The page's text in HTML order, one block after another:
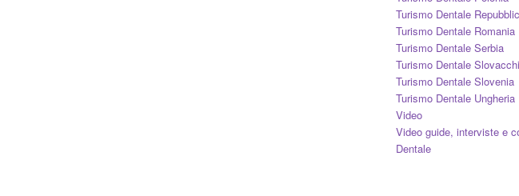
Turismo Dentale
Turismo Dentale Romania
Turismo Dentale Serbia
Turismo Dentale
Turismo Dentale Slovenia
Turismo Dentale Ungheria
Video
Video guide, interviste e
Dentale